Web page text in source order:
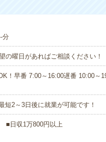
分
の曜日があればご相談ください！
！早番 7:00～16:00遅番 10:00～
2～3日後に就業が可能です！
日収1万800円以上